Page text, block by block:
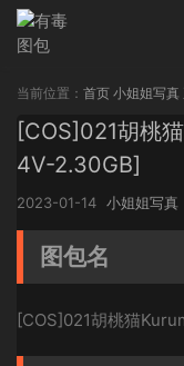
当前位置： 首页 小姐姐写真
[COS]021胡桃
4V-2.30GB]
2023-01-14 小姐姐写真
图包名
[COS]021胡桃猫